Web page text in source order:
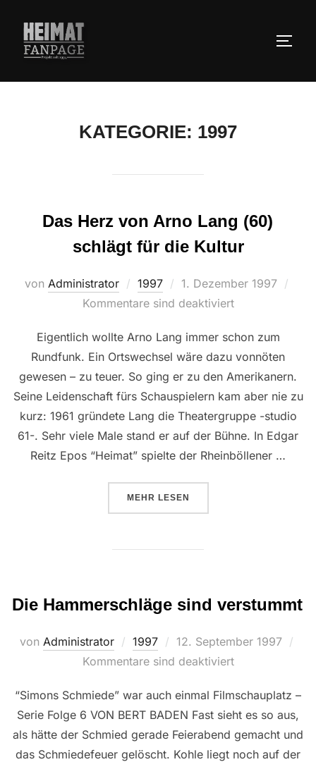
Inhalt
springen
KATEGORIE: 1997
Das Herz von Arno Lang (60)
schlägt für die Kultur
von Administrator 1997
Veröffentlicht
am
1. Dezember 1997
Kommentare sind deaktiviert
Eigentlich wollte Arno Lang immer schon zum
Rundfunk. Ein Ortswechsel wäre dazu vonnöten
gewesen – zu teuer. So ging er zu den Amerikanern.
Seine Leidenschaft fürs Schauspielern kam aber nie zu
kurz: 1961 gründete Lang die Theatergruppe -studio
61-. Sehr viele Male stand er auf der Bühne. In Edgar
Reitz Epos “Heimat” spielte der Rheinböllener …
MEHR ÜBER “DAS HERZ VON ARNO
LESEN
Die Hammerschläge sind verstummt
von Administrator 1997
Veröffentlicht
am
12. September 1997
Kommentare sind deaktiviert
“Simons Schmiede” war auch einmal Filmschauplatz –
Serie Folge 6 VON BERT BADEN Fast sieht es so aus,
als hätte der Schmied gerade Feierabend gemacht und
das Schmiedefeuer gelöscht. Kohle liegt noch auf der